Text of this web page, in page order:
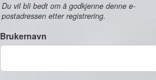
Du vil bli bedt om å godkjenne denne e-
postadressen etter registrering.
Brukernavn